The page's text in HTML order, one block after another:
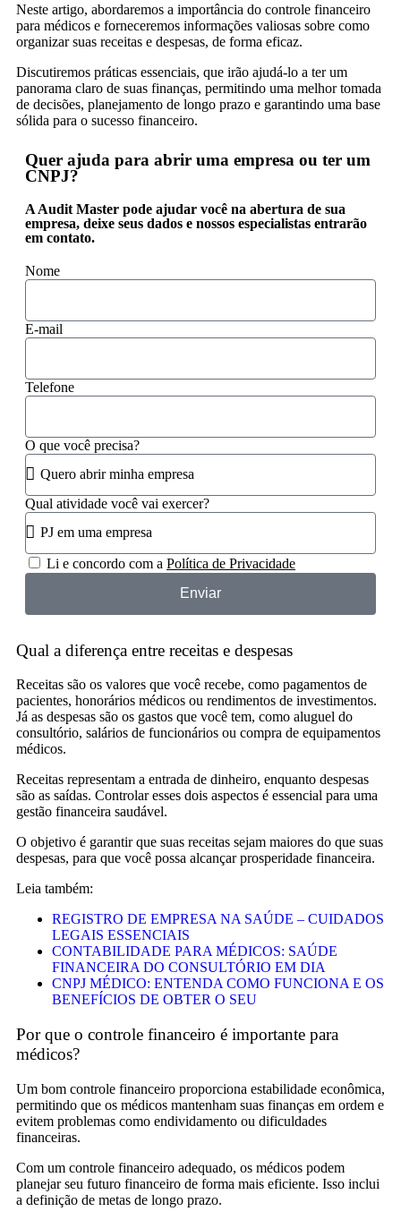
Neste artigo, abordaremos a importância do controle financeiro
para médicos e forneceremos informações valiosas sobre como
organizar suas receitas e despesas, de forma eficaz.
Discutiremos práticas essenciais, que irão ajudá-lo a ter um
panorama claro de suas finanças, permitindo uma melhor tomada
de decisões, planejamento de longo prazo e garantindo uma base
sólida para o sucesso financeiro.
Quer ajuda para abrir uma empresa ou ter um
CNPJ?
A Audit Master pode ajudar você na abertura de sua
empresa, deixe seus dados e nossos especialistas entrarão
em contato.
Nome
E-mail
Telefone
O que você precisa?
Qual atividade você vai exercer?
Li e concordo com a Política de Privacidade
Enviar
Qual a diferença entre receitas e despesas
Receitas são os valores que você recebe, como pagamentos de
pacientes, honorários médicos ou rendimentos de investimentos.
Já as despesas são os gastos que você tem, como aluguel do
consultório, salários de funcionários ou compra de equipamentos
médicos.
Receitas representam a entrada de dinheiro, enquanto despesas
são as saídas. Controlar esses dois aspectos é essencial para uma
gestão financeira saudável.
O objetivo é garantir que suas receitas sejam maiores do que suas
despesas, para que você possa alcançar prosperidade financeira.
Leia também:
REGISTRO DE EMPRESA NA SAÚDE – CUIDADOS
LEGAIS ESSENCIAIS
CONTABILIDADE PARA MÉDICOS: SAÚDE
FINANCEIRA DO CONSULTÓRIO EM DIA
CNPJ MÉDICO: ENTENDA COMO FUNCIONA E OS
BENEFÍCIOS DE OBTER O SEU
Por que o controle financeiro é importante para
médicos?
Um bom controle financeiro proporciona estabilidade econômica,
permitindo que os médicos mantenham suas finanças em ordem e
evitem problemas como endividamento ou dificuldades
financeiras.
Com um controle financeiro adequado, os médicos podem
planejar seu futuro financeiro de forma mais eficiente. Isso inclui
a definição de metas de longo prazo.